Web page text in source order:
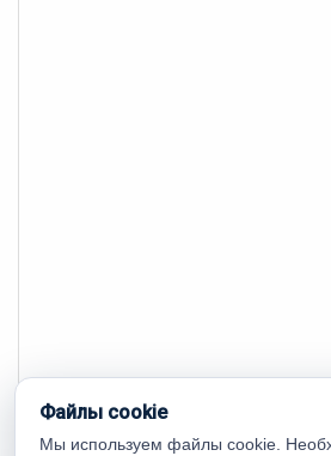
Файлы cookie
Мы используем файлы cookie.